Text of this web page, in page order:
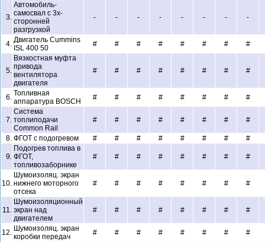
3.
Автомобиль-
самосвал с 3х-
сторонней
разгрузкой
- - - - - - - -
4. Двигатель Cummins
ISL 400 50
# # # # # # # #
5.
Вязкостная муфта
привода
вентилятора
двигателя
# # # # # # # #
6. Топливная
аппаратура BOSCH
# # # # # # # #
7.
Система
топлиподачи
Common Rail
# # # # # # # #
8. ФГОТ с подогревом # # # # # # # #
9.
Подогрев топлива в
ФГОТ,
топливозаборнике
# # # # # # # #
10.
Шумоизоляц. экран
нижнего моторного
отсека
# # # # # # # #
11.
Шумоизоляционный
экран над
двигателем
# # # # # # # #
12. Шумоизоляц. экран
коробки передач
# # # # # # # #